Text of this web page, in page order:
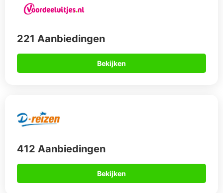
221 Aanbiedingen
Bekijken
412 Aanbiedingen
Bekijken